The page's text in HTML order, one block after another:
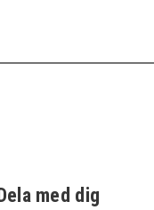
med dig